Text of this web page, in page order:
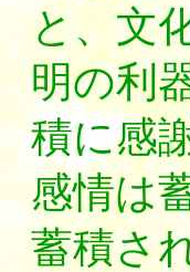
と、文
明の利
積に感
感情は
蓄積さ